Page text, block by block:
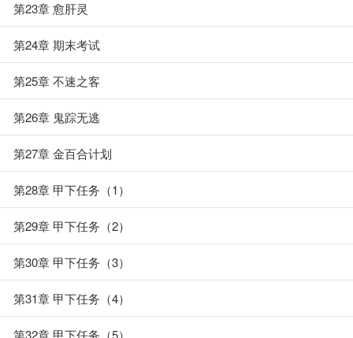
第23章 愈肝灵
第24章 期末考试
第25章 不速之客
第26章 鬼踪无逃
第27章 金百合计划
第28章 甲下任务（1）
第29章 甲下任务（2）
第30章 甲下任务（3）
第31章 甲下任务（4）
第32章 甲下任务（5）